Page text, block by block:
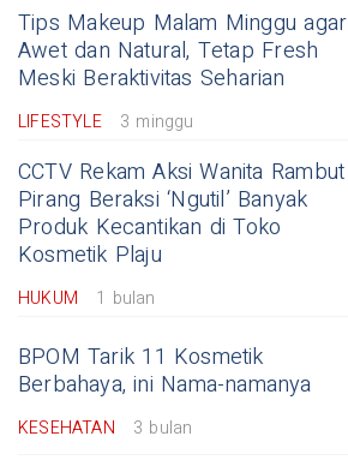
Tips Makeup Malam Minggu agar
Awet dan Natural, Tetap Fresh
Meski Beraktivitas Seharian
LIFESTYLE 3 minggu
CCTV Rekam Aksi Wanita Rambut
Pirang Beraksi ‘Ngutil’ Banyak
Produk Kecantikan di Toko
Kosmetik Plaju
HUKUM 1 bulan
BPOM Tarik 11 Kosmetik
Berbahaya, ini Nama-namanya
KESEHATAN 3 bulan